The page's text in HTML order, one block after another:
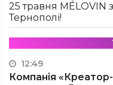
25 травня MÉLOVIN
Тернополі!
12:49
Компанія